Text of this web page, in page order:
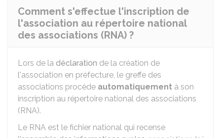
Comment s'effectue l'inscription de
l'association au répertoire national
des associations (RNA) ?
Lors de la déclaration de la création de
l'association en préfecture, le greffe des
associations procède automatiquement à son
inscription au répertoire national des associations
(RNA).
Le RNA est le fichier national qui recense